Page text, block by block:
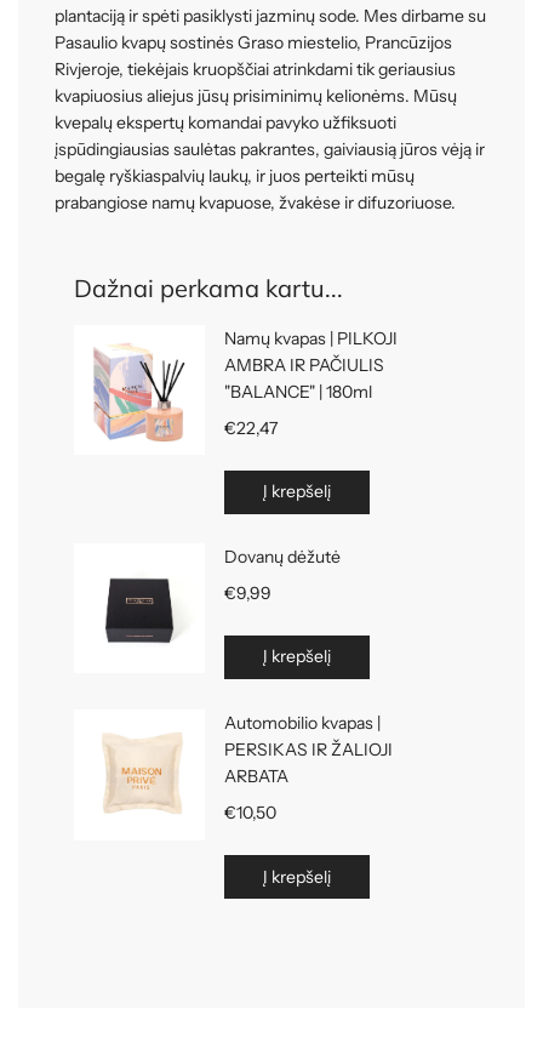
plantaciją ir spėti pasiklysti jazminų sode. Mes dirbame su
Pasaulio kvapų sostinės Graso miestelio, Prancūzijos
Rivjeroje, tiekėjais kruopščiai atrinkdami tik geriausius
kvapiuosius aliejus jūsų prisiminimų kelionėms. Mūsų
kvepalų ekspertų komandai pavyko užfiksuoti
įspūdingiausias saulėtas pakrantes, gaiviausią jūros vėją ir
begalę ryškiaspalvių laukų, ir juos perteikti mūsų
prabangiose namų kvapuose, žvakėse ir difuzoriuose.
Dažnai perkama kartu...